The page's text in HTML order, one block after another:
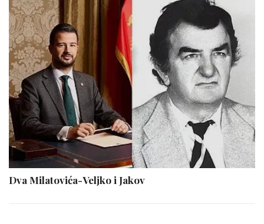
Dva Milatovića-Veljko i Jakov